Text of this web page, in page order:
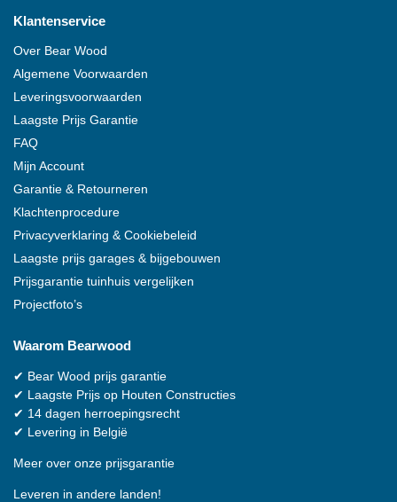
Klantenservice
Over Bear Wood
Algemene Voorwaarden
Leveringsvoorwaarden
Laagste Prijs Garantie
FAQ
Mijn Account
Garantie & Retourneren
Klachtenprocedure
Privacyverklaring & Cookiebeleid
Laagste prijs garages & bijgebouwen
Prijsgarantie tuinhuis vergelijken
Projectfoto’s
Waarom Bearwood
✔ Bear Wood prijs garantie
✔ Laagste Prijs op Houten Constructies
✔ 14 dagen herroepingsrecht
✔ Levering in België
Meer over onze prijsgarantie
Leveren in andere landen!